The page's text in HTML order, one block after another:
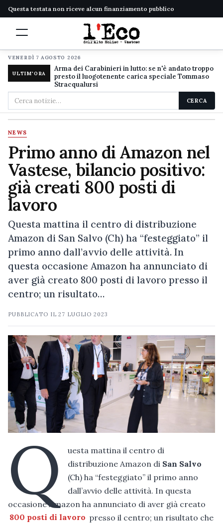
Questa testata non riceve alcun finanziamento pubblico
VENERDÌ 7 AGOSTO 2026
ULTIM'ORA
Arma dei Carabinieri in lutto: se n'è andato troppo
presto il luogotenente carica speciale Tommaso
Stracqualursi
Cerca
nel
sito
CERCA
NEWS
Primo anno di Amazon nel
Vastese, bilancio positivo:
già creati 800 posti di
lavoro
Questa mattina il centro di distribuzione
Amazon di San Salvo (Ch) ha “festeggiato” il
primo anno dall’avvio delle attività. In
questa occasione Amazon ha annunciato di
aver già creato 800 posti di lavoro presso il
centro; un risultato…
PUBBLICATO IL27 LUGLIO 2023
Q
uesta mattina il centro di
distribuzione Amazon di San Salvo
(Ch) ha “festeggiato” il primo anno
dall’avvio delle attività. In questa
occasione Amazon ha annunciato di aver già creato
800 posti di lavoro presso il centro; un risultato che